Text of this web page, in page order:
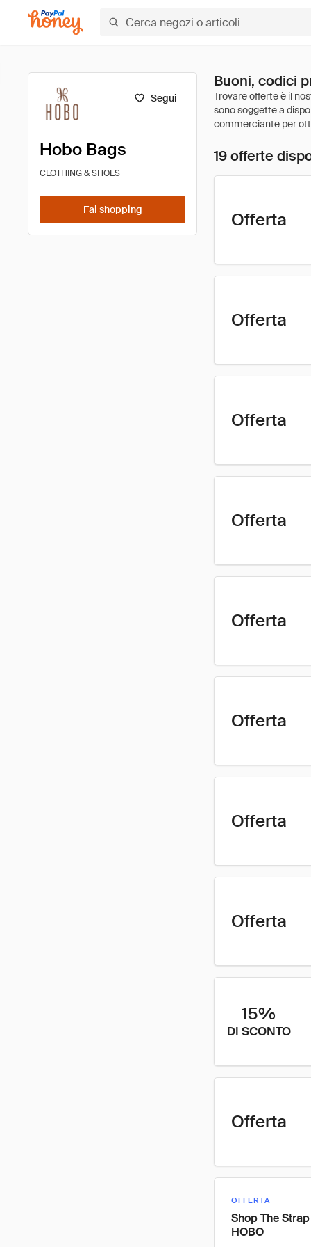
Segui
Hobo Bags
CLOTHING & SHOES
Fai shopping
Buoni, codici
19 offerte
Offerta
Offerta
Offerta
Offerta
Offerta
Offerta
Offerta
Offerta
15%
DI SCONTO
Offerta
OFFERTA
Shop The
HOBO